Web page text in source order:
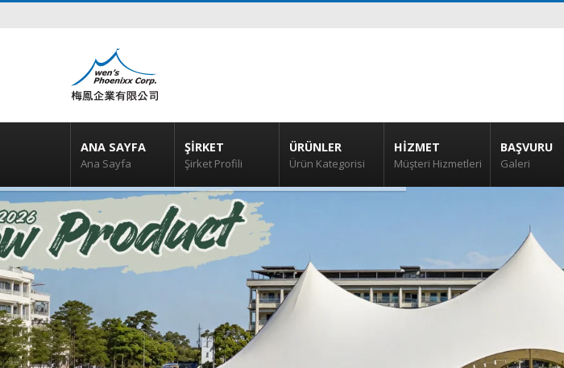
ANA SAYFA
Ana Sayfa
ŞIRKET
Şirket Profili
ÜRÜNLER
Ürün Kategorisi
HIZMET
Müşteri Hizmetleri
BAŞVURU
Galeri